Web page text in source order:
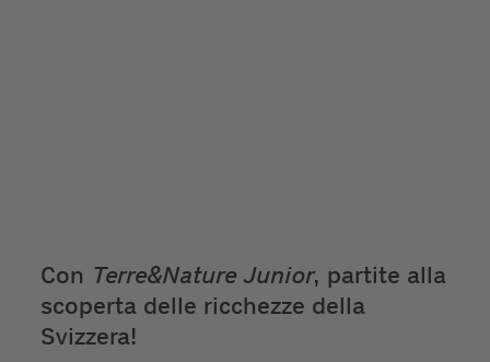
Con Terre&Nature Junior, partite alla
scoperta delle ricchezze della
Svizzera!